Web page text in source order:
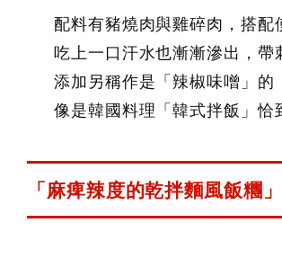
配料有豬燒肉與雞碎肉，搭配
吃上一口汗水也漸漸滲出，帶
添加另稱作是「辣椒味噌」的
像是韓國料理「韓式拌飯」恰
「麻痺辣度的乾拌麵風飯糰